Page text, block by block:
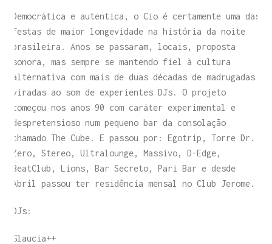
Democrática e autentica, o Cio é certamente uma das
festas de maior longevidade na história da noite
brasileira. Anos se passaram, locais, proposta
sonora, mas sempre se mantendo fiel à cultura
alternativa com mais de duas décadas de madrugadas
viradas ao som de experientes DJs. O projeto
começou nos anos 90 com caráter experimental e
despretensioso num pequeno bar da consolação
chamado The Cube. E passou por: Egotrip, Torre Dr.
Zero, Stereo, Ultralounge, Massivo, D-Edge,
BeatClub, Lions, Bar Secreto, Pari Bar e desde
Abril passou ter residência mensal no Club Jerome.
DJs:
Glaucia++